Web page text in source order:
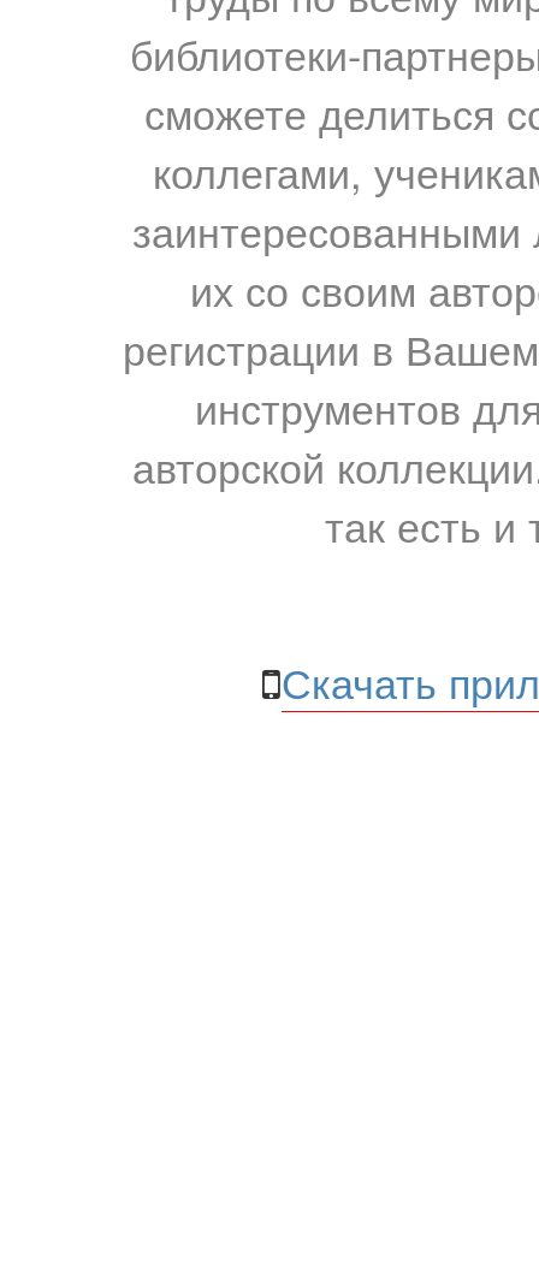
библиотеки-
сможете делиться
коллегами,
их со своим
регистрации в
инструментов
авторской
так есть и
Скачать